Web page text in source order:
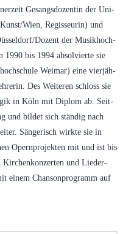
Gesangs­do­zen­tin der Uni­
Wien, Regis­seu­rin) und
Dozent der Musik­hoch­
1990 bis 1994 absol­vier­te sie
Wei­mar) eine vier­jäh­
Des Wei­te­ren schloss sie
in Köln mit Diplom ab. Seit­
und bil­det sich stän­dig nach
Sän­ge­risch wirk­te sie in
Opern­pro­jek­ten mit und ist bis
Kir­chen­kon­zer­ten und Lie­der­
einem Chan­son­pro­gramm auf